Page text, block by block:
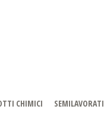
CHIMICI SEMILAVORATI